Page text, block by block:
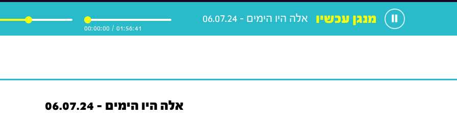
01:56:41
/
00:00:00
מנגן עכשיו אלה היו הימים - 06.07.24
אלה היו הימים - 06.07.24